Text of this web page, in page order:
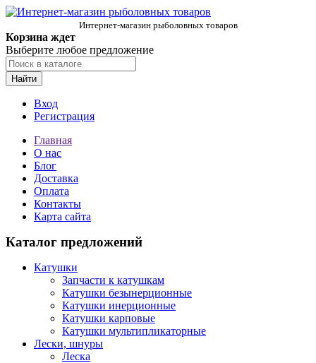
Интернет-магазин рыболовных товаров
Корзина ждет
Выберите любое предложение
Найти
Вход
Регистрация
Главная
О нас
Блог
Доставка
Оплата
Контакты
Карта сайта
Каталог предложений
Катушки
Запчасти к катушкам
Катушки безынерционные
Катушки инерционные
Катушки карповые
Катушки мультипликаторные
Лески, шнуры
Леска